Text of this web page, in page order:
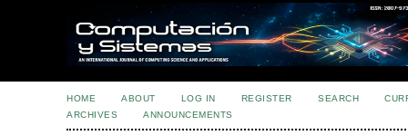
HOME ABOUT LOG IN REGISTER SEARCH
ARCHIVES
ANNOUNCEMENTS